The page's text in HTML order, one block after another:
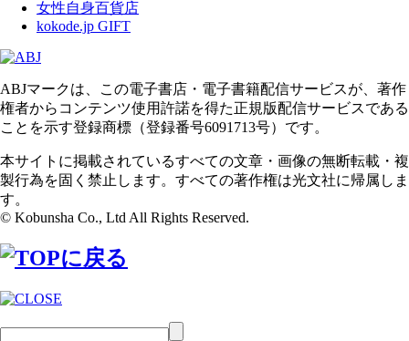
女性自身百貨店
kokode.jp GIFT
ABJマークは、この電子書店・電子書籍配信サービスが、著作
権者からコンテンツ使用許諾を得た正規版配信サービスである
ことを示す登録商標（登録番号6091713号）です。
本サイトに掲載されているすべての文章・画像の無断転載・複
製行為を固く禁止します。すべての著作権は光文社に帰属しま
す。
© Kobunsha Co., Ltd All Rights Reserved.